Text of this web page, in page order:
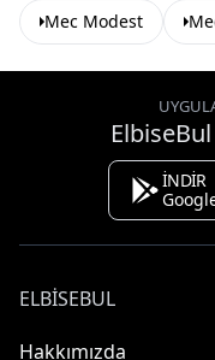
Mec Modest
İNDİR
ELBISEBUL
Hakkımızda